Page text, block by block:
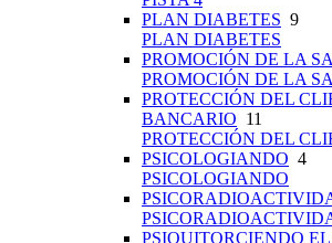
PLAN DIABETES 9
PLAN DIABETES
PROMOCIÓN DE LA
PROMOCIÓN DE LA
PROTECCIÓN DEL
BANCARIO 11
PROTECCIÓN DEL
PSICOLOGIANDO 4
PSICOLOGIANDO
PSIQUITORCIENDO